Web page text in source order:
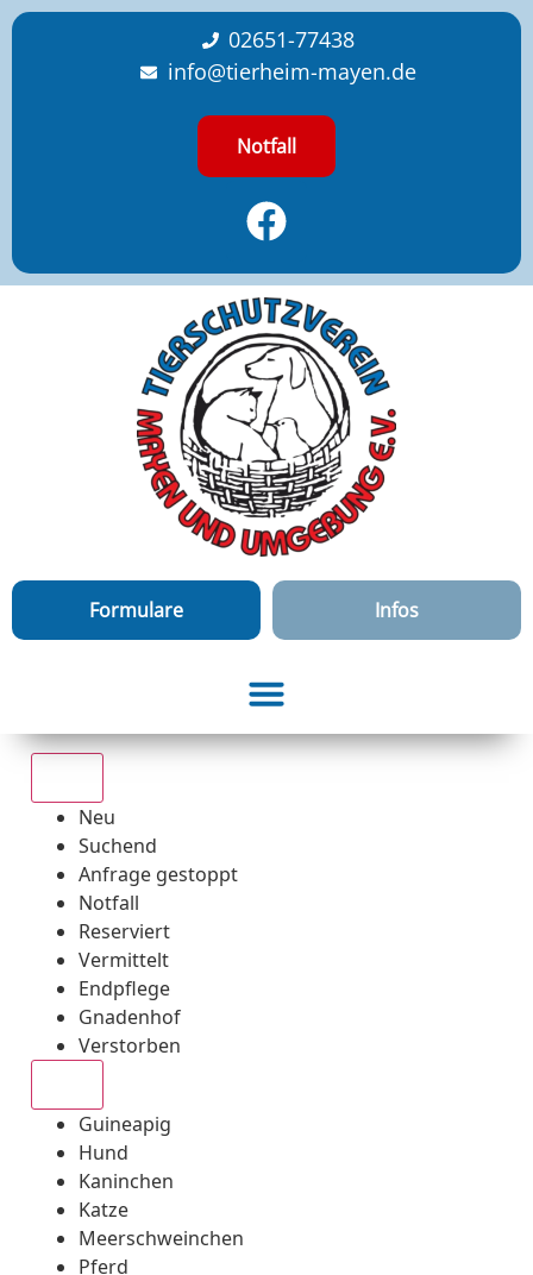
content
02651-77438
info@tierheim-mayen.de
Notfall
Formulare Infos
Neu
Suchend
Anfrage gestoppt
Notfall
Reserviert
Vermittelt
Endpflege
Gnadenhof
Verstorben
Guineapig
Hund
Kaninchen
Katze
Meerschweinchen
Pferd